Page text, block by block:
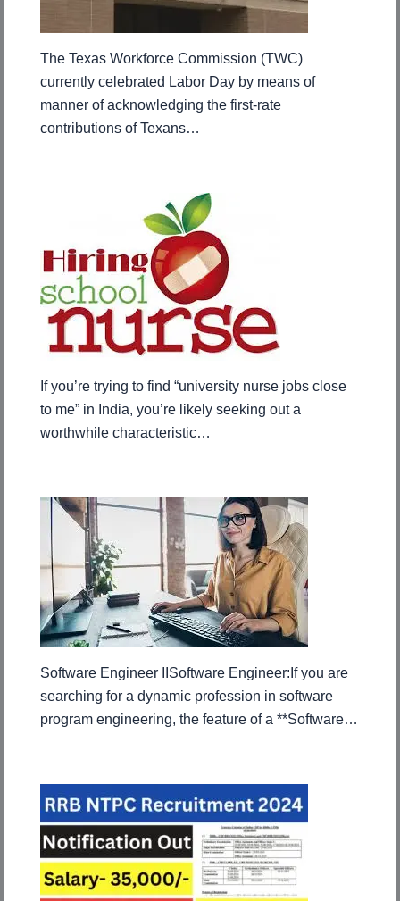
The Texas Workforce Commission (TWC)
currently celebrated Labor Day by means of
manner of acknowledging the first-rate
contributions of Texans…
If you’re trying to find “university nurse jobs close
to me” in India, you’re likely seeking out a
worthwhile characteristic…
Software Engineer IISoftware Engineer:If you are
searching for a dynamic profession in software
program engineering, the feature of a **Software…